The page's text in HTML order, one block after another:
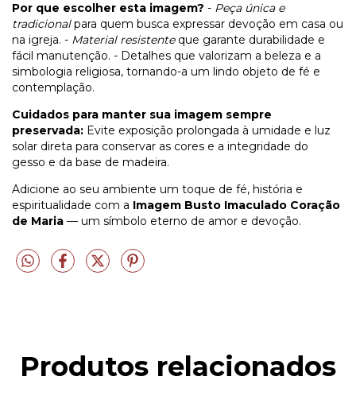
Por que escolher esta imagem? - Peça única e
tradicionalpara quem busca expressar devoção em casa ou
na igreja. - Material resistenteque garante durabilidade e
fácil manutenção. - Detalhes que valorizam a beleza e a
simbologia religiosa, tornando-a um lindo objeto de fé e
contemplação.
Cuidados para manter sua imagem sempre
preservada: Evite exposição prolongada à umidade e luz
solar direta para conservar as cores e a integridade do
gesso e da base de madeira.
Adicione ao seu ambiente um toque de fé, história e
espiritualidade com a Imagem Busto Imaculado Coração
de Maria — um símbolo eterno de amor e devoção.
Produtos relacionados